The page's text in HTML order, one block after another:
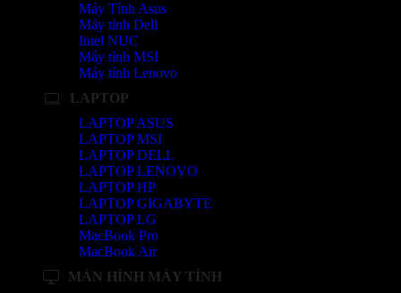
Máy Tính Asus
Máy tính Dell
Intel NUC
Máy tính MSI
Máy tính Lenovo
LAPTOP
LAPTOP ASUS
LAPTOP MSI
LAPTOP DELL
LAPTOP LENOVO
LAPTOP HP
LAPTOP GIGABYTE
LAPTOP LG
MacBook Pro
MacBook Air
MÀN HÌNH MÁY TÍNH